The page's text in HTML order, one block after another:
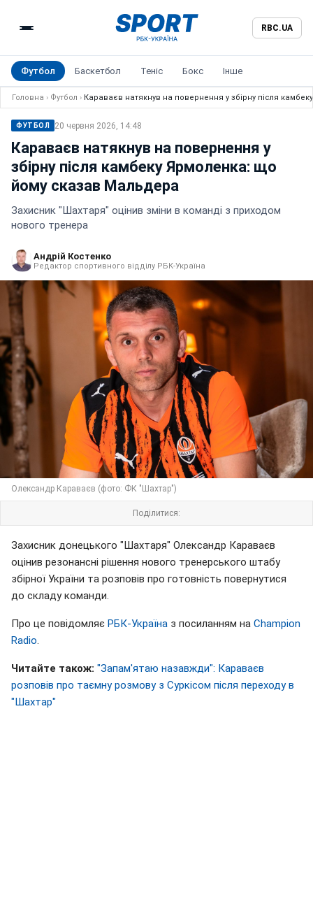
RBC.UA
Футбол Баскетбол Теніс Бокс Інше
Головна › Футбол › Караваєв натякнув на повернення у збірну після
ФУТБОЛ 20 червня 2026, 14:48
Караваєв натякнув на повернення у
збірну після камбеку Ярмоленка: що
йому сказав Мальдера
Захисник "Шахтаря" оцінив зміни в команді з приходом
нового тренера
Андрій Костенко
Редактор спортивного відділу РБК-Україна
Олександр Караваєв (фото: ФК "Шахтар")
Поділитися:
Захисник донецького "Шахтаря" Олександр Караваєв
оцінив резонансні рішення нового тренерського штабу
збірної України та розповів про готовність повернутися
до складу команди.
Про це повідомляє РБК-Україна з посиланням на Champion
Radio
Читайте також: "Запам'ятаю назавжди": Караваєв
розповів про таємну розмову з Суркісом після переходу в
"Шахтар"